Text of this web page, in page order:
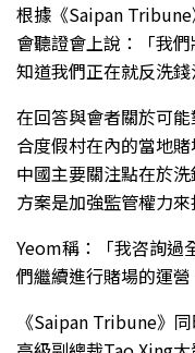
根據《Saipan
會聽證會上說：「我
知道我們正在就反洗錢
在回答與會者關於可
合度假村在內的當地
中國主要關注點在於
方案是加強監管權力
Yeom稱：「我咨詢過
們繼續進行賭場的運營
《Saipan Tribune》